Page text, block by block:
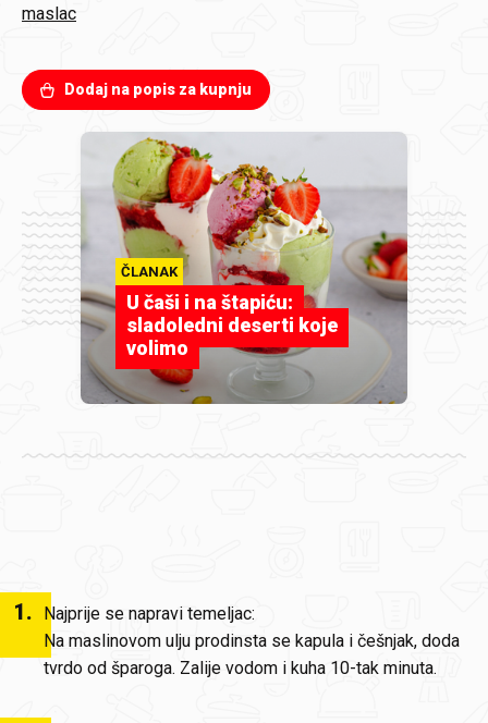
maslac
Dodaj na popis za kupnju
ČLANAK
U čaši i na štapiću:
sladoledni deserti koje
volimo
1.
Najprije se napravi temeljac:
Na maslinovom ulju prodinsta se kapula i češnjak, doda
tvrdo od šparoga. Zalije vodom i kuha 10-tak minuta.